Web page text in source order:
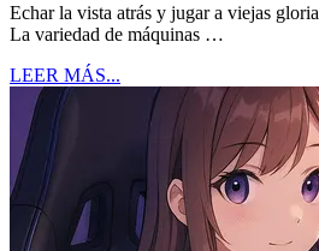
Echar la vista atrás y jugar a viejas
La variedad de máquinas …
LEER MÁS...